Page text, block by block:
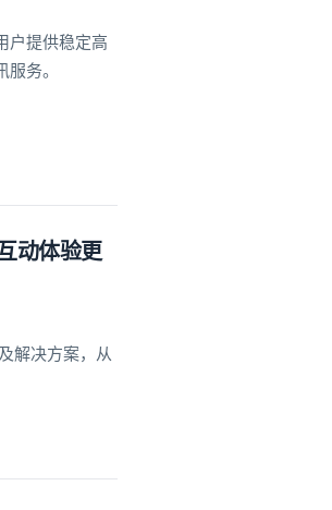
户提供稳定高
务。
动体验更
解决方案，从